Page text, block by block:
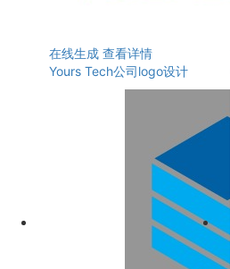
在线生成 查看详情
Yours Tech公司logo设计